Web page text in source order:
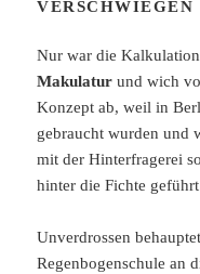
VERSCHWIEGEN
Nur war die
Makulaturund wich
Konzept ab, weil in
gebraucht wurden und
mit der Hinterfragerei
hinter die Fichte
Unverdrossen
Regenbogenschule an